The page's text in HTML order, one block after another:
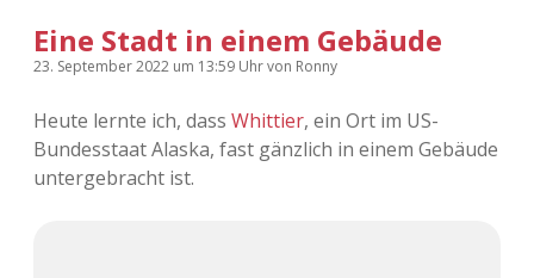
Eine Stadt in einem Gebäude
23. September 2022 um 13:59 Uhrvon Ronny
Heute lernte ich, dass Whittier, ein Ort im US-
Bundesstaat Alaska, fast gänzlich in einem Gebäude
untergebracht ist.